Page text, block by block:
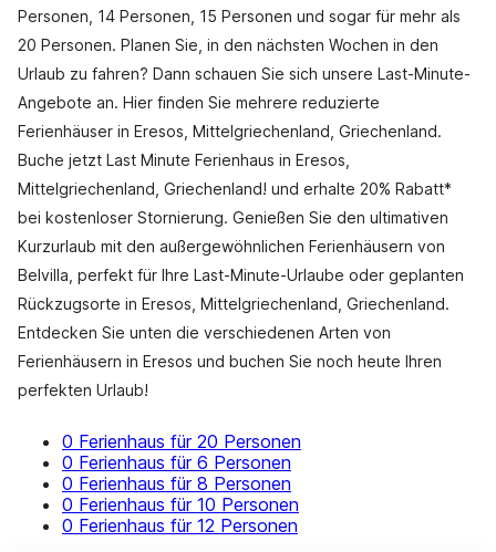
Personen, 14 Personen, 15 Personen und sogar für mehr als
20 Personen. Planen Sie, in den nächsten Wochen in den
Urlaub zu fahren? Dann schauen Sie sich unsere Last-Minute-
Angebote an. Hier finden Sie mehrere reduzierte
Ferienhäuser in Eresos, Mittelgriechenland, Griechenland.
Buche jetzt Last Minute Ferienhaus in Eresos,
Mittelgriechenland, Griechenland! und erhalte 20% Rabatt*
bei kostenloser Stornierung. Genießen Sie den ultimativen
Kurzurlaub mit den außergewöhnlichen Ferienhäusern von
Belvilla, perfekt für Ihre Last-Minute-Urlaube oder geplanten
Rückzugsorte in Eresos, Mittelgriechenland, Griechenland.
Entdecken Sie unten die verschiedenen Arten von
Ferienhäusern in Eresos und buchen Sie noch heute Ihren
perfekten Urlaub!
0 Ferienhaus für 20 Personen
0 Ferienhaus für 6 Personen
0 Ferienhaus für 8 Personen
0 Ferienhaus für 10 Personen
0 Ferienhaus für 12 Personen